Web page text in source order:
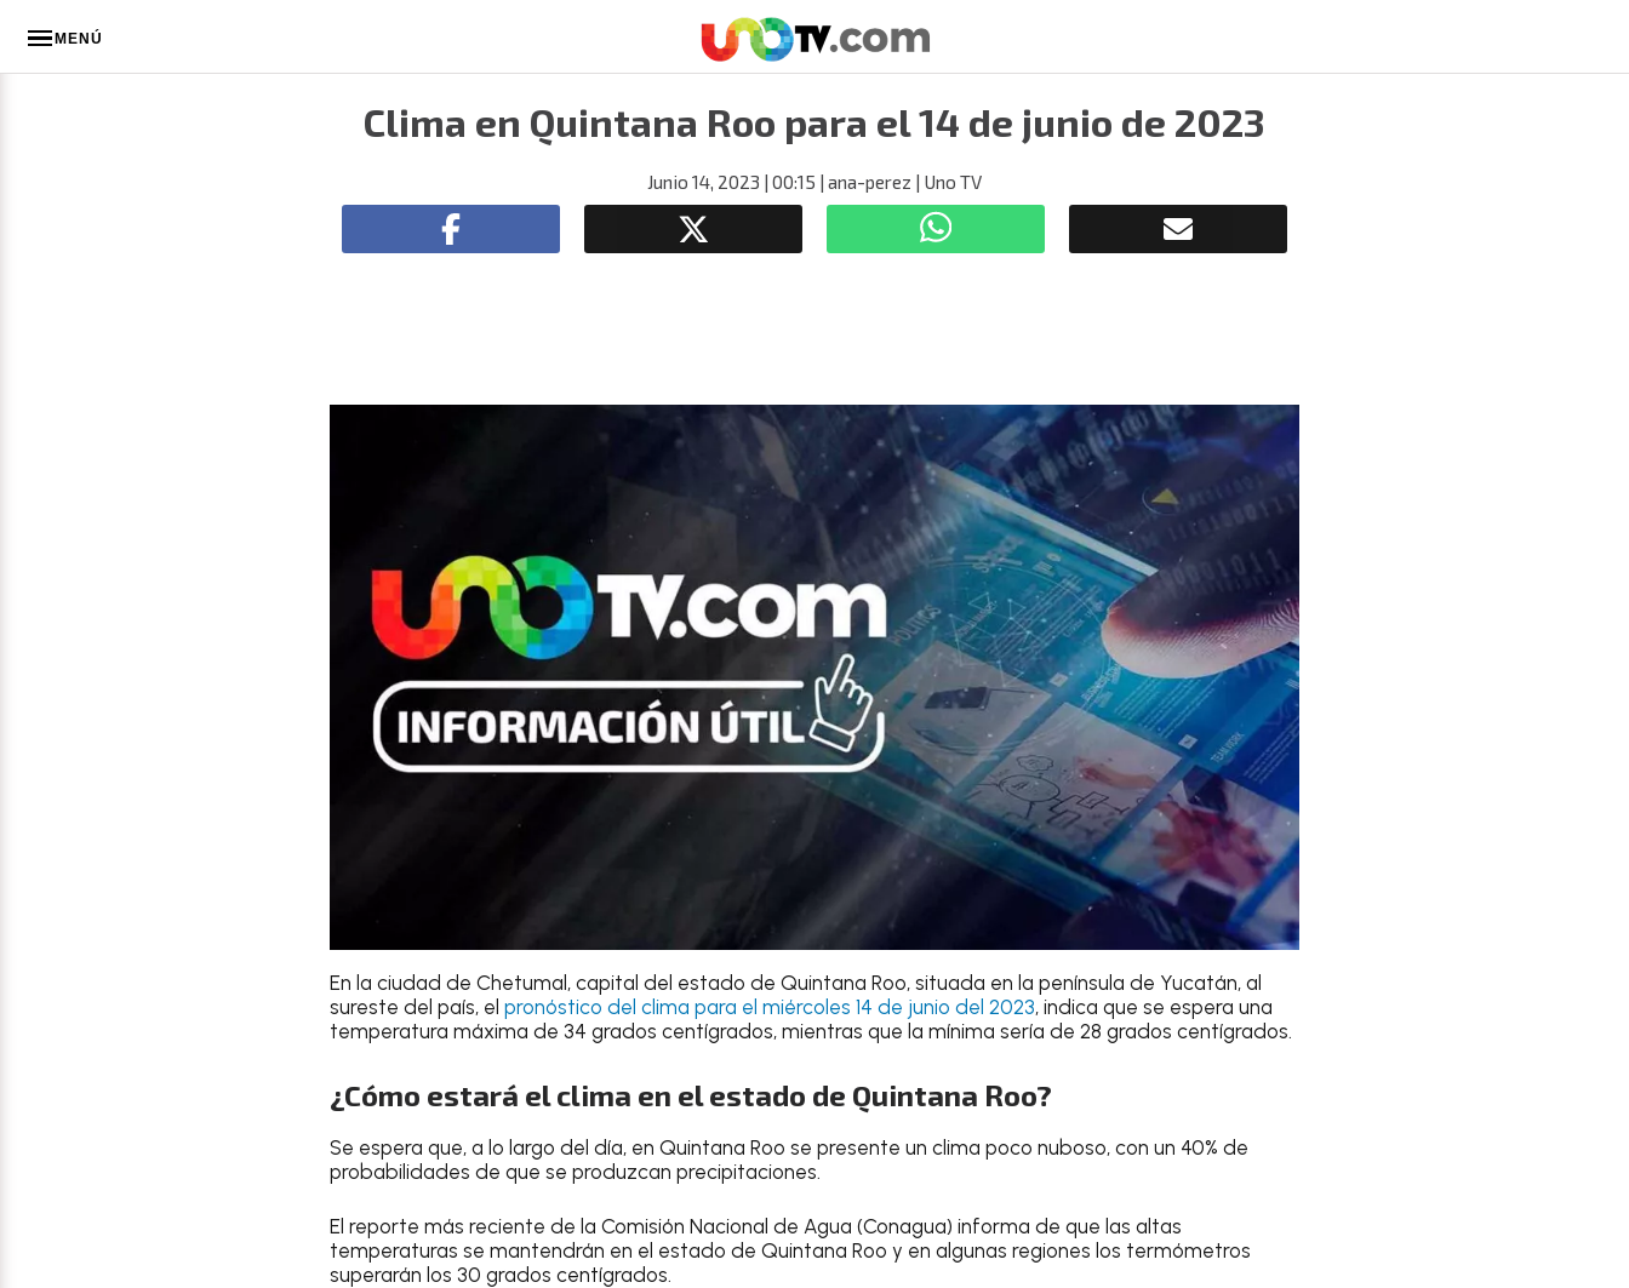
MENÚ
Clima en Quintana Roo para el 14 de junio de 2023
Junio 14, 2023 | 00:15 | ana-perez | Uno TV
En la ciudad de Chetumal , capital del estado de Quintana Roo, situada en la península de Yucatán, al
sureste del país, el pronóstico del clima para el miércoles 14 de junio del 2023, indica que se espera una
temperatura máxima de 34 grados centígrados, mientras que la mínima sería de 28 grados centígrados.
¿Cómo estará el clima en el estado de Quintana Roo?
Se espera que, a lo largo del día, en Quintana Roo se presente un clima poco nuboso, con un 40% de
probabilidades de que se produzcan precipitaciones.
El reporte más reciente de la Comisión Nacional de Agua (Conagua) informa de que las altas
temperaturas se mantendrán en el estado de Quintana Roo y en algunas regiones los termómetros
superarán los 30 grados centígrados.